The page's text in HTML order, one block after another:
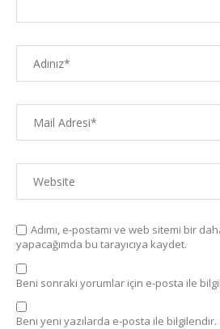
Adımı, e-postamı ve web sitemi bir
yapacağımda bu tarayıcıya kaydet.
Beni sonraki yorumlar için e-posta ile
Beni yeni yazılarda e-posta ile bilgilendir.